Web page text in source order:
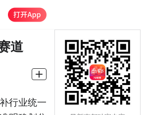
道
行业统一